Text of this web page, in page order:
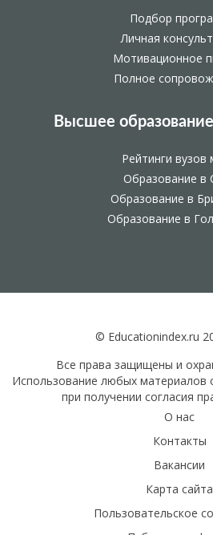
Подбор
Личная
Мотивационное
Полное
Высшее
Рейтинги вузов
Образование
Образование в
Образование в
© Educationindex.ru
Все права защищены и
Использование любых материалов
при получении согласия
О нас
Контакты
Вакансии
Карта сайта
Пользовательское